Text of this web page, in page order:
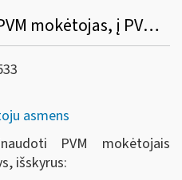
Ar gali fizinis asmuo, PVM mokėtojas, į PVM atskaitą įtraukti įsigytų prekių (paslaugų), skirtų PVM apmokestinamai veiklai vykdyti, pirkimo (importo) PVM?
asmens
PVM mokėtojais
išskyrus: